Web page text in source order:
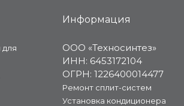
Информация
ООО «Техносинтез»
ИНН: 6453172104
ОГРН: 1226400014477
Ремонт сплит-систем
Установка кондиционера